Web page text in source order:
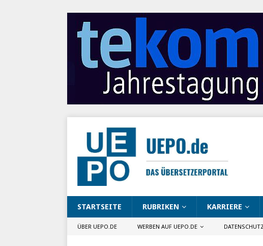
STARTSEITE RUBRIKEN KARRIERE
ÜBER UEPO.DE WERBEN AUF UEPO.DE